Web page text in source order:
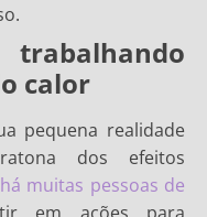
calor
pequena realidade
dos efeitos
muitas pessoas de